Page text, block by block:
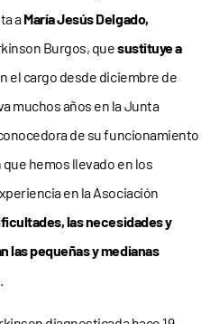
aMaría Jesús Delgado,
Burgos, quesustituye a
el cargo desde diciembre de
muchos años en la Junta
de su funcionamiento
hemos llevado en los
en la Asociación
las necesidades y
las pequeñas y medianas